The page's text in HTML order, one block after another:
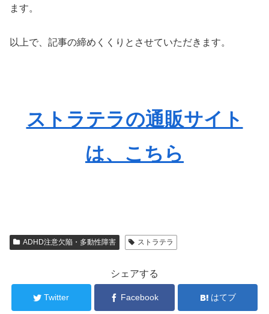
ます。
以上で、記事の締めくくりとさせていただきます。
ストラテラの通販サイト
は、こちら
ADHD注意欠陥・多動性障害 ストラテラ
シェアする
Twitter Facebook はてブ